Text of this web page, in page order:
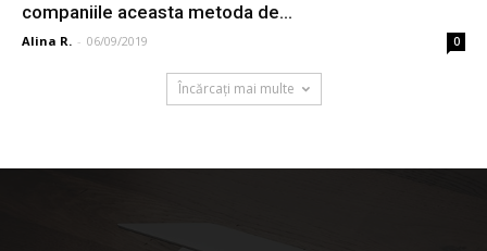
companiile aceasta metoda de...
Alina R. - 06/09/2019 0
Încărcați mai multe